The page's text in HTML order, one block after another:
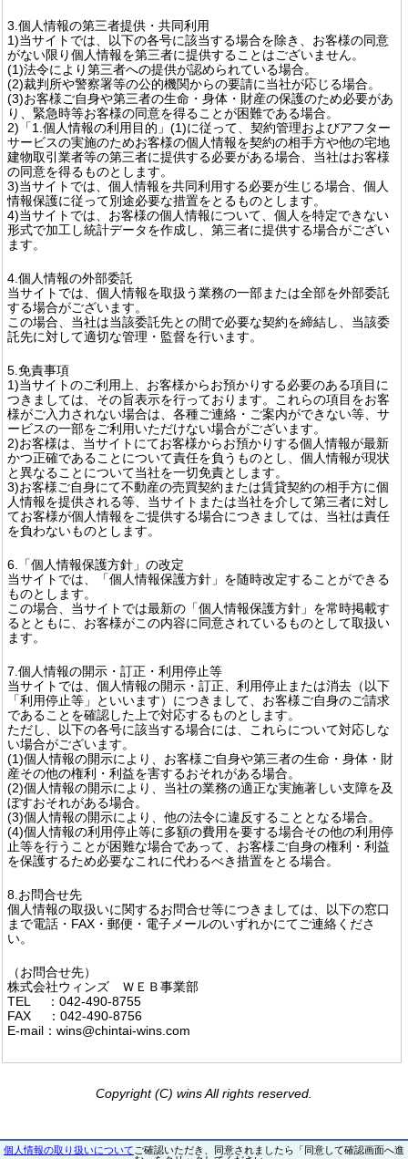
3.個人情報の第三者提供・共同利用
1)当サイトでは、以下の各号に該当する場合を除き、お客様の同意
がない限り個人情報を第三者に提供することはございません。
(1)法令により第三者への提供が認められている場合。
(2)裁判所や警察署等の公的機関からの要請に当社が応じる場合。
(3)お客様ご自身や第三者の生命・身体・財産の保護のため必要があ
り、緊急時等お客様の同意を得ることが困難である場合。
2)「1.個人情報の利用目的」(1)に従って、契約管理およびアフター
サービスの実施のためお客様の個人情報を契約の相手方や他の宅地
建物取引業者等の第三者に提供する必要がある場合、当社はお客様
の同意を得るものとします。
3)当サイトでは、個人情報を共同利用する必要が生じる場合、個人
情報保護に従って別途必要な措置をとるものとします。
4)当サイトでは、お客様の個人情報について、個人を特定できない
形式で加工し統計データを作成し、第三者に提供する場合がござい
ます。
4.個人情報の外部委託
当サイトでは、個人情報を取扱う業務の一部または全部を外部委託
する場合がございます。
この場合、当社は当該委託先との間で必要な契約を締結し、当該委
託先に対して適切な管理・監督を行います。
5.免責事項
1)当サイトのご利用上、お客様からお預かりする必要のある項目に
つきましては、その旨表示を行っております。これらの項目をお客
様がご入力されない場合は、各種ご連絡・ご案内ができない等、サ
ービスの一部をご利用いただけない場合がございます。
2)お客様は、当サイトにてお客様からお預かりする個人情報が最新
かつ正確であることについて責任を負うものとし、個人情報が現状
と異なることについて当社を一切免責とします。
3)お客様ご自身にて不動産の売買契約または賃貸契約の相手方に個
人情報を提供される等、当サイトまたは当社を介して第三者に対し
てお客様が個人情報をご提供する場合につきましては、当社は責任
を負わないものとします。
6.「個人情報保護方針」の改定
当サイトでは、「個人情報保護方針」を随時改定することができる
ものとします。
この場合、当サイトでは最新の「個人情報保護方針」を常時掲載す
るとともに、お客様がこの内容に同意されているものとして取扱い
ます。
7.個人情報の開示・訂正・利用停止等
当サイトでは、個人情報の開示・訂正、利用停止または消去（以下
「利用停止等」といいます）につきまして、お客様ご自身のご請求
であることを確認した上で対応するものとします。
ただし、以下の各号に該当する場合には、これらについて対応しな
い場合がございます。
(1)個人情報の開示により、お客様ご自身や第三者の生命・身体・財
産その他の権利・利益を害するおそれがある場合。
(2)個人情報の開示により、当社の業務の適正な実施著しい支障を及
ぼすおそれがある場合。
(3)個人情報の開示により、他の法令に違反することとなる場合。
(4)個人情報の利用停止等に多額の費用を要する場合その他の利用停
止等を行うことが困難な場合であって、お客様ご自身の権利・利益
を保護するため必要なこれに代わるべき措置をとる場合。
8.お問合せ先
個人情報の取扱いに関するお問合せ等につきましては、以下の窓口
まで電話・FAX・郵便・電子メールのいずれかにてご連絡くださ
い。
（お問合せ先）
株式会社ウィンズ ＷＥＢ事業部
TEL ：042-490-8755
FAX ：042-490-8756
E-mail：wins@chintai-wins.com
Copyright (C) wins All rights reserved.
個人情報の取り扱いについて ご確認いただき、同意されましたら「同意して確認画面へ進